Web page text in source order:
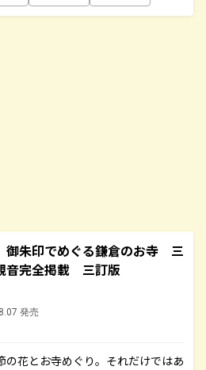
朱印でめぐる鎌倉のお寺 三
音完全掲載 三訂版
発売
の花とお寺めぐり。それだけではあ